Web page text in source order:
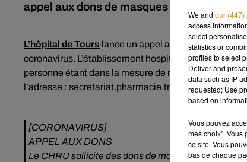
appel aux dons de masques et de gel
L’hôpital de Tours lance un appel aux dons aux
coronavirus. L’établissement hospitalier recherche
personne étant dans la mesure de répondre à cette
l’adresse : secretariat.pharmacie.trousseau@chu-
[CORONAVIRUS]
APPEL AUX DONS
Le CHRU sollicite des dons de masques (masques
We and our (447)
access
select
statistics or
profiles to select
Deliver and
data such as IP
requested; Use
based on
Vous pouvez
mes choix". Vous
ce site. Vous
bas de chaque